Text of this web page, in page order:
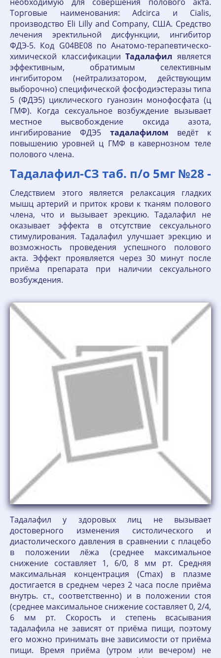
Торговые наименования: Adcirca и Cialis,
производство Eli Lilly and Company, США. Средство
лечения эректильной дисфункции, ингибитор
ФДЭ-5. Код G04BE08 по Анатомо-терапевтическо-
химической классификацииТадалафил является
эффективным, обратимым селективным
ингибитором (нейтрализатором, действующим
выборочно) специфической фосфодиэстеразы типа
5 (ФДЭ5) циклического гуанозин монофосфата (ц
ГМФ). Когда сексуальное возбуждение вызывает
местное высвобождение оксида азота,
ингибирование ФДЭ5 тадалафилом ведёт к
повышению уровней ц ГМФ в кавернозном теле
полового члена.
Тадалафил-СЗ таб. п/о 5мг №28 -
Следствием этого является релаксация гладких
мышц артерий и приток крови к тканям полового
члена, что и вызывает эрекцию. Тадалафил не
оказывает эффекта в отсутствие сексуального
стимулирования. Тадалафил улучшает эрекцию и
возможность проведения успешного полового
акта. Эффект проявляется через 30 минут после
приёма препарата при наличии сексуального
возбуждения.
Тадалафил у здоровых лиц не вызывает
достоверного изменения систолического и
диастолического давления в сравнении с плацебо
в положении лёжа (среднее максимальное
снижение составляет 1, 6/0, 8 мм рт. Средняя
максимальная концентрация (Сmax) в плазме
достигается в среднем через 2 часа после приёма
внутрь. ст., соответственно) и в положении стоя
(среднее максимальное снижение составляет 0, 2/4,
6 мм рт. Скорость и степень всасывания
тадалафила не зависят от приёма пищи, поэтому
его можно принимать вне зависимости от приёма
пищи. Время приёма (утром или вечером) не